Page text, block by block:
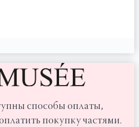
способы оплаты,
покупку частями.